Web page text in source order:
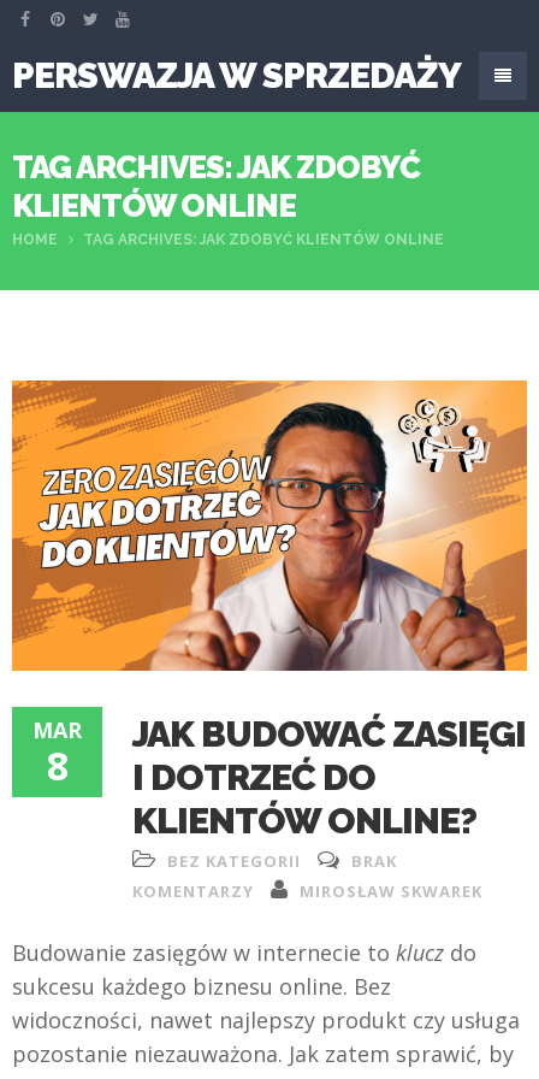
PERSWAZJA W SPRZEDAŻY
TAG ARCHIVES: JAK ZDOBYĆ
KLIENTÓW ONLINE
HOME TAG ARCHIVES: JAK ZDOBYĆ KLIENTÓW ONLINE
MAR
8
JAK BUDOWAĆ ZASIĘGI
I DOTRZEĆ DO
KLIENTÓW ONLINE?
BEZ KATEGORII
BRAK
KOMENTARZY
MIROSŁAW SKWAREK
Budowanie zasięgów w internecie to klucz do
sukcesu każdego biznesu online. Bez
widoczności, nawet najlepszy produkt czy usługa
pozostanie niezauważona. Jak zatem sprawić, by